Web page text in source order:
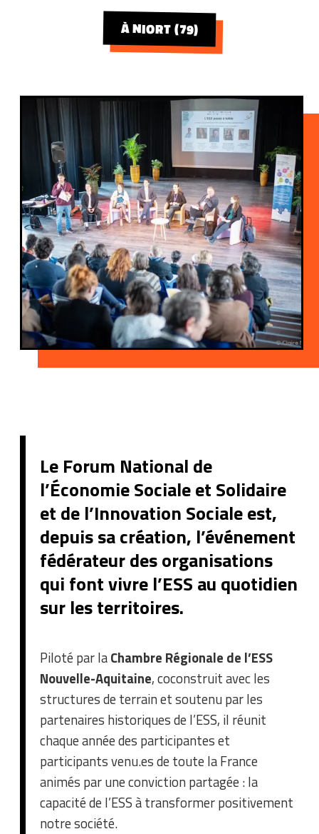
À NIORT (79)
Le Forum National de
l’Économie Sociale et Solidaire
et de l’Innovation Sociale est,
depuis sa création, l’événement
fédérateur des organisations
qui font vivre l’ESS au quotidien
sur les territoires.
Piloté par laChambre Régionale de l’ESS
Nouvelle-Aquitaine, coconstruit avec les
structures de terrain et soutenu par les
partenaires historiques de l’ESS, il réunit
chaque année des participantes et
participants venu.es de toute la France
animés par une conviction partagée : la
capacité de l’ESS à transformer positivement
notre société.